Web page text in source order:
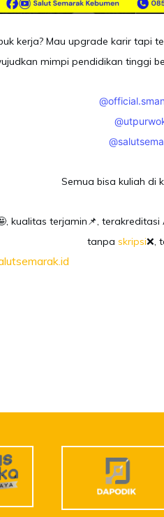
kerja? Mau upgrade karir tapi
mimpi pendidikan tinggi
Semua bisa kuliah di
kualitas terjamin📌, terakreditasi
tanpa skripsi❌,